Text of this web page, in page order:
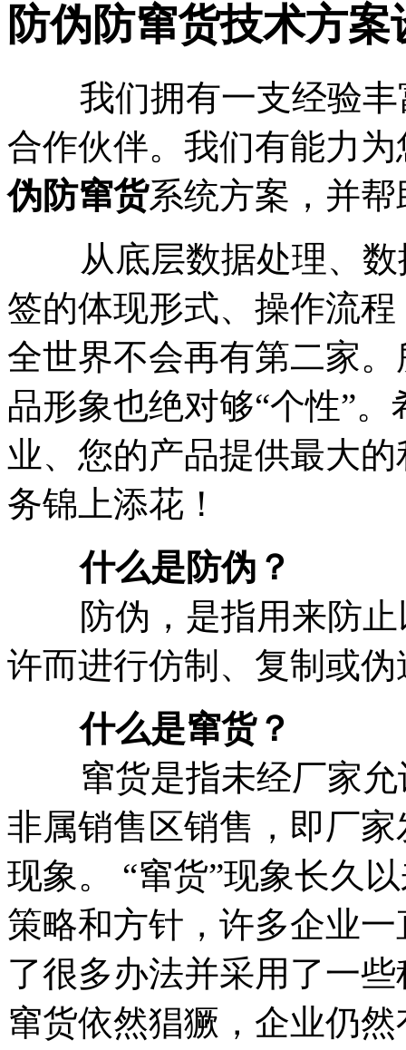
防伪防窜货技术方案
我们拥有一支经验丰
合作伙伴。我们有能力
伪防窜货系统方案，并
从底层数据处理、数
签的体现形式、操作流
全世界不会再有第二家
品形象也绝对够“个性”
业、您的产品提供最大
务锦上添花！
什么是防伪？
防伪，是指用来防止
许而进行仿制、复制或
什么是窜货？
窜货是指未经厂家允
非属销售区销售，即厂
现象。 “窜货”现象长久
策略和方针，许多企业
了很多办法并采用了一
窜货依然猖獗，企业仍